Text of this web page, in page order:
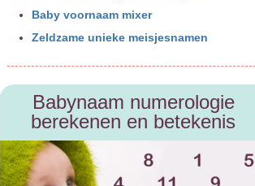
Baby voornaam mixer
Zeldzame unieke meisjesnamen
Babynaam numerologie
berekenen en betekenis